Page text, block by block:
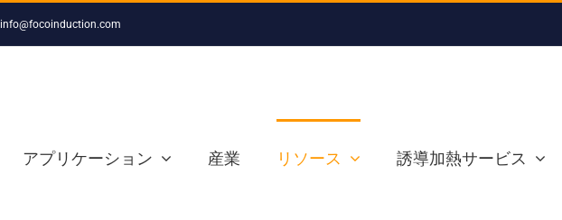
info@focoinduction.com
アプリケーション 産業 リソース 誘導加熱サービス